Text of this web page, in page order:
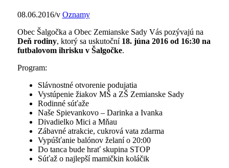
08.06.2016/v Oznamy
Obec Šalgočka a Obec Zemianske Sady Vás pozývajú na
Deň rodiny, ktorý sa uskutoční 18. júna 2016 od 16:30 na
futbalovom ihrisku v Šalgočke.
Program:
Slávnostné otvorenie podujatia
Vystúpenie žiakov MŠ a ZŠ Zemianske Sady
Rodinné súťaže
Naše Spievankovo – Darinka a Ivanka
Divadielko Mici a Mňau
Zábavné atrakcie, cukrová vata zdarma
Vypúšťanie balónov želaní o 20:00
Do tanca bude hrať skupina STOP
Súťaž o najlepší mamičkin koláčik